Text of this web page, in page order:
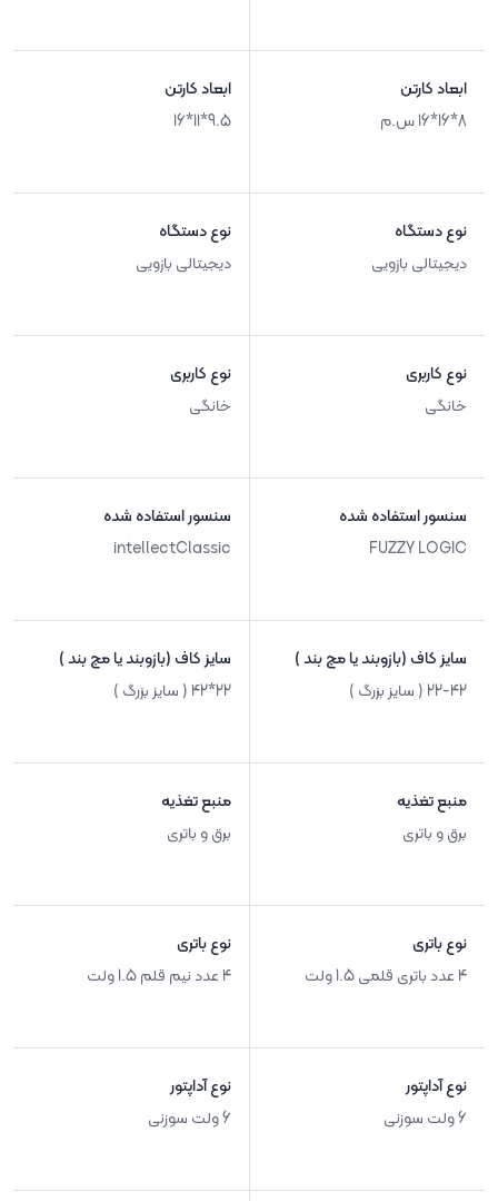
ابعاد کارتن
8*16*16 س.م
نوع دستگاه
دیجیتالی بازویی
نوع کاربری
خانگی
سنسور استفاده شده
FUZZY LOGIC
سایز کاف (بازوبند یا مچ بند )
22-42 ( سایز بزرگ )
منبع تغذیه
برق و باتری
نوع باتری
4 عدد باتری قلمی 1.5 ولت
نوع آداپتور
6 ولت سوزنی
ابعاد کارتن
9.5*11*16
نوع دستگاه
دیجیتالی بازویی
نوع کاربری
خانگی
سنسور استفاده شده
intellectClassic
سایز کاف (بازوبند یا مچ بند )
22*42 ( سایز بزرگ )
منبع تغذیه
برق و باتری
نوع باتری
4 عدد نیم قلم 1.5 ولت
نوع آداپتور
6 ولت سوزنی